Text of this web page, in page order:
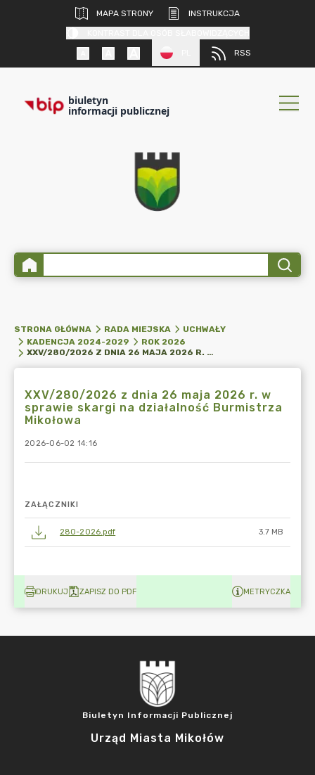
MAPA STRONY
INSTRUKCJA
RSS
biuletyn
informacji publicznej
STRONA GŁÓWNA RADA MIEJSKA
UCHWAŁY
KADENCJA 2024-2029
ROK 2026
XXV/280/2026 Z DNIA 26 MAJA 2026 R. W SPRAWIE SKARGI NA DZIAŁALNOŚĆ BURMISTRZA MIKOŁOWA
XXV/280/2026 z dnia 26 maja 2026 r. w
sprawie skargi na działalność Burmistrza
Mikołowa
2026-06-02 14:16
ZAŁĄCZNIKI
280-2026.pdf 3.7 MB
DRUKUJ ZAPISZ DO PDF METRYCZKA
Biuletyn Informacji Publicznej
Urząd Miasta Mikołów